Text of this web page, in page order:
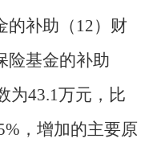
的补助（ 12）财
险基金的补助
为43.1万元， 比
%， 增加的主要原